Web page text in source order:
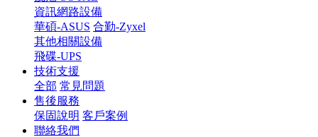
資訊網路設備
華碩-ASUS 合勤-Zyxel
其他相關設備
飛碟-UPS
技術支援
全部 常見問題
售後服務
保固說明 客戶案例
聯絡我們